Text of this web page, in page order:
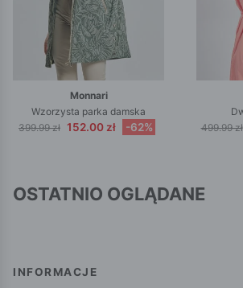
Monnari
Wzorzysta parka damska
399.99 zł 152.00 zł -62%
499.99 zł
OSTATNIO OGLĄDANE
INFORMACJE